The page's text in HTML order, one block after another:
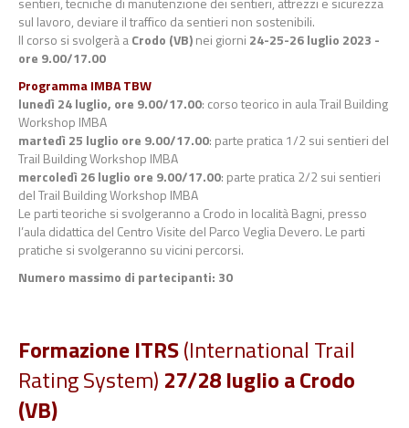
sul lavoro, deviare il traffico da sentieri non sostenibili.
Il corso si svolgeràaCrodo (VB)nei giorni 24-25-26 luglio 2023 -
ore 9.00/17.00
ProgrammaIMBA TBW
lunedì 24 luglio, ore 9.00/17.00: corso teorico in aula Trail Building
Workshop IMBA
martedì 25 luglio ore 9.00/17.00: parte pratica 1/2 sui sentieri del
Trail Building Workshop IMBA
mercoledì 26luglio ore 9.00/17.00: parte pratica 2/2 sui sentieri
delTrail Building Workshop IMBA
Le parti teoriche si svolgeranno a Crodo in località Bagni, presso
l’aula didatticadel Centro Visite del Parco Veglia Devero. Le parti
pratiche si svolgeranno su vicini percorsi.
Numero massimo di partecipanti: 30
FormazioneITRS(International Trail
Rating System) 27/28 luglio a Crodo
(VB)